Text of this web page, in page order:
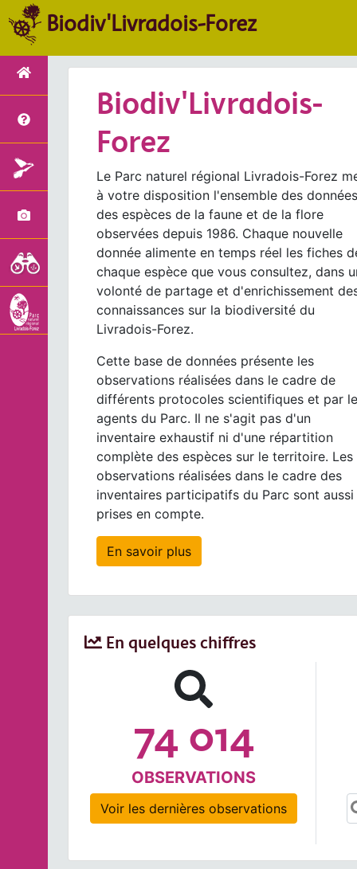
Biodiv'Livradois-Forez
Biodiv'Livradois-
Forez
Le Parc naturel régional Livradois-Forez
à votre disposition l'ensemble des données
des espèces de la faune et de la flore
observées depuis 1986. Chaque nouvelle
donnée alimente en temps réel les fiches
chaque espèce que vous consultez, dans
volonté de partage et d'enrichissement
connaissances sur la biodiversité du
Livradois-Forez.
Cette base de données présente les
observations réalisées dans le cadre de
différents protocoles scientifiques et par
agents du Parc. Il ne s'agit pas d'un
inventaire exhaustif ni d'une répartition
complète des espèces sur le territoire. Les
observations réalisées dans le cadre des
inventaires participatifs du Parc sont aussi
prises en compte.
En savoir plus
En quelques chiffres
74 014
OBSERVATIONS
Voir les dernières observations